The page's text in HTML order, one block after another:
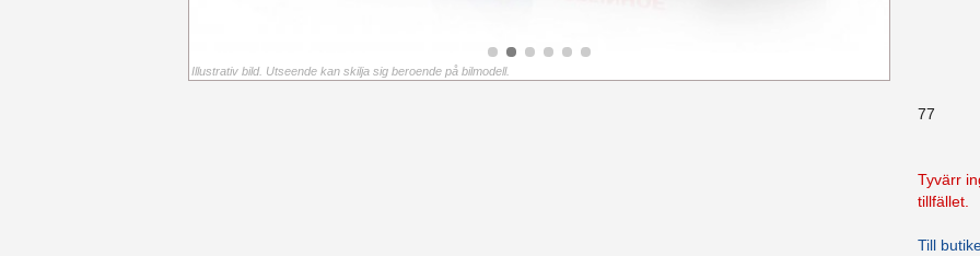
Illustrativ bild. Utseende kan skilja sig beroende på bilmodell.
77
Tyvärr
tillfället.
Till